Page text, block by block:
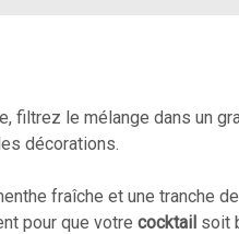
le mélange dans un
décorations.
fraîche et une tranche
pour que votre cocktail soit